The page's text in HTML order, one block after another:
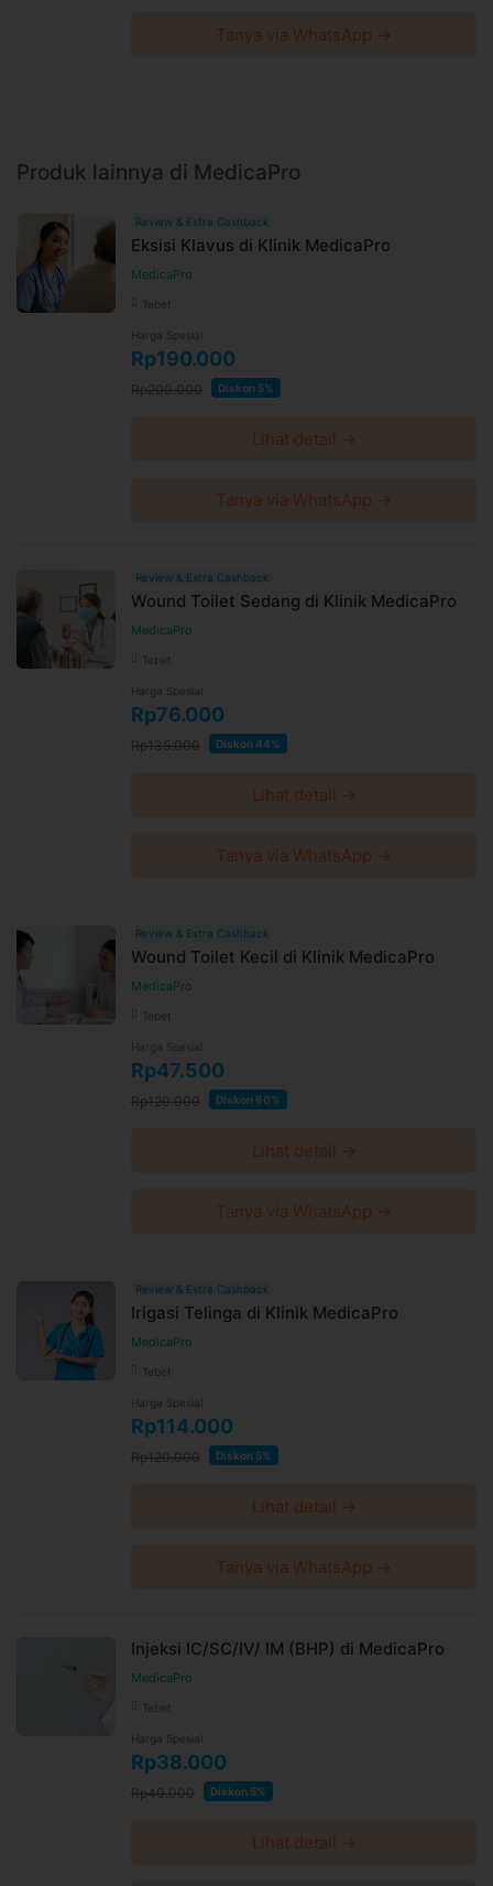
Tanya via WhatsApp →
Produk lainnya di MedicaPro
Review & Extra Cashback
Eksisi Klavus di Klinik MedicaPro
MedicaPro
Tebet
Harga Spesial
Rp190.000
Rp200.000 Diskon 5%
Lihat detail →
Tanya via WhatsApp →
Review & Extra Cashback
Wound Toilet Sedang di Klinik MedicaPro
MedicaPro
Tebet
Harga Spesial
Rp76.000
Rp135.000 Diskon 44%
Lihat detail →
Tanya via WhatsApp →
Review & Extra Cashback
Wound Toilet Kecil di Klinik MedicaPro
MedicaPro
Tebet
Harga Spesial
Rp47.500
Rp120.000 Diskon 60%
Lihat detail →
Tanya via WhatsApp →
Review & Extra Cashback
Irigasi Telinga di Klinik MedicaPro
MedicaPro
Tebet
Harga Spesial
Rp114.000
Rp120.000 Diskon 5%
Lihat detail →
Tanya via WhatsApp →
Injeksi IC/SC/IV/ IM (BHP) di MedicaPro
MedicaPro
Tebet
Harga Spesial
Rp38.000
Rp40.000 Diskon 5%
Lihat detail →